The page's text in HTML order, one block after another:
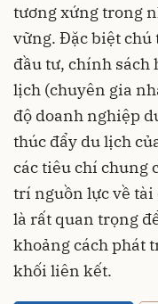
tương xứng trong
vững. Đặc biệt
đầu tư, chính sách
lịch (chuyên gia
độ doanh nghiệp
thúc đẩy du lịch
các tiêu chí chung
trí nguồn lực về
là rất quan trọng
khoảng cách phát
khối liên kết.